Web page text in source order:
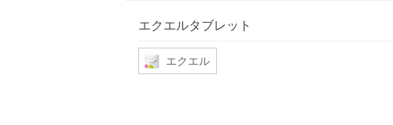
エクエルタブレット
エクエル